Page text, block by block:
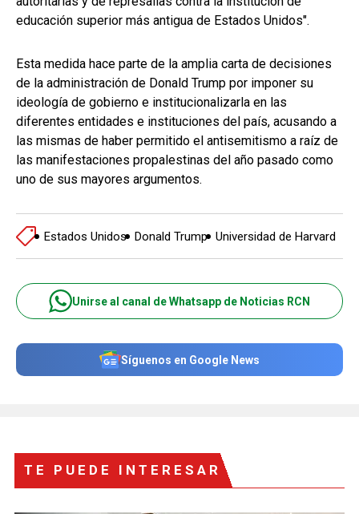
educación superior más antigua de Estados Unidos".
Esta medida hace parte de la amplia carta de decisiones
de la administración de Donald Trump por imponer su
ideología de gobierno e institucionalizarla en las
diferentes entidades e instituciones del país, acusando a
las mismas de haber permitido el antisemitismo a raíz de
las manifestaciones propalestinas del año pasado como
uno de sus mayores argumentos.
Estados Unidos Donald Trump Universidad de Harvard
Unirse al canal de Whatsapp de Noticias RCN
Síguenos en Google News
TE PUEDE INTERESAR